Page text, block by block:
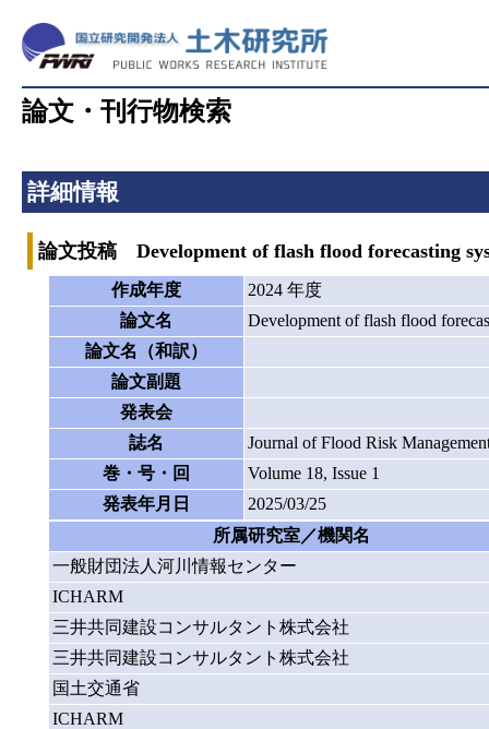
論文・刊行物検索
詳細情報
論文投稿 Development of flash flood forecasting
作成年度
2024 年度
論文名
Development of flash flood
論文名（和訳）
論文副題
発表会
誌名
Journal of Flood Risk
巻・号・回
Volume 18, Issue 1
発表年月日
2025/03/25
所属研究室／機関名
一般財団法人河川情報センター
ICHARM
三井共同建設コンサルタント株式会社
三井共同建設コンサルタント株式会社
国土交通省
ICHARM